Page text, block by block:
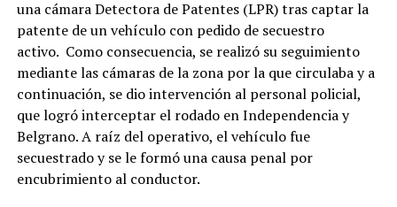
una cámara Detectora de Patentes (LPR) tras captar la
patente de un vehículo con pedido de secuestro
activo. Como consecuencia, se realizó su seguimiento
mediante las cámaras de la zona por la que circulaba y a
continuación, se dio intervención al personal policial,
que logró interceptar el rodado en Independencia y
Belgrano. A raíz del operativo, el vehículo fue
secuestrado y se le formó una causa penal por
encubrimiento al conductor.